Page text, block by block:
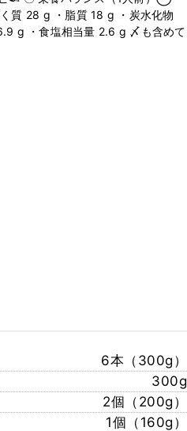
質 28 g ・脂質 18 g ・炭水化物
g ・食塩相当量 2.6 g 〆も含めて
6本（300g）
300g
2個（200g）
1個（160g）